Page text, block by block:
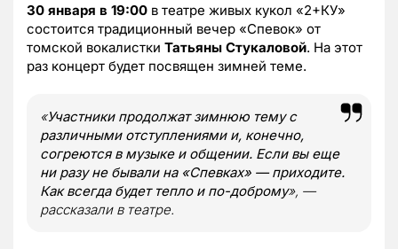
30 января в 19:00 в театре живых кукол «2+КУ»
состоится традиционный вечер «Спевок» от
томской вокалистки Татьяны Стукаловой. На этот
раз концерт будет посвящен зимней теме.
«Участники продолжат зимнюю тему с
различными отступлениями и, конечно,
согреются в музыке и общении. Если вы еще
ни разу не бывали на «Спевках» — приходите.
Как всегда будет тепло и по-доброму», —
рассказали в театре.